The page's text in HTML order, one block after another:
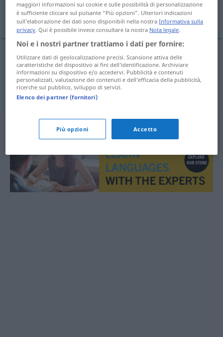
Abzweigung, Bahnknotenpunkt
Abzweigungf entroncamento
(Bahn)Knotenpunktm entroncamento
maggiori informazioni sui cookie e sulle possibilità di personalizzazione
è sufficiente cliccare sul pulsante “Più opzioni”. Ulteriori indicazioni
sull’elaborazione dei dati sono disponibili nella nostraInformativa sulla
privacy. Qui è possibile invece consultare la nostra Nota legale.
Noi e i nostri partner trattiamo i dati per fornire:
Utilizzare dati di geolocalizzazione precisi. Scansione attiva delle
caratteristiche del dispositivo ai fini dell’identificazione. Archiviare
informazioni su dispositivo e/o accedervi. Pubblicità e contenuti
personalizzati, valutazione dei contenuti e dell’efficacia della pubblicità,
ricerche sul pubblico, sviluppo di servizi.
Elenco dei partner (fornitori)
Più opzioni Accetto